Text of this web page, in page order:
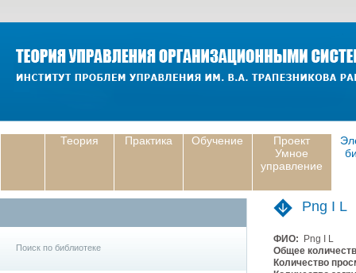
Теория Практика Обучение
Проект
Умное
управление
Поиск по библиотеке
Png I L
ФИО: Png I L
Общее
Количество